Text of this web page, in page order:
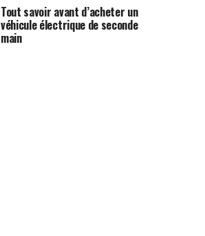
Tout savoir avant d’acheter un
véhicule électrique de seconde
main